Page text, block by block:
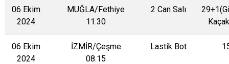
06 Ekim
2024
MUĞLA/Fethiye
11.30
2 Can Salı
06 Ekim
2024
İZMİR/Çeşme
08.15
Lastik Bot